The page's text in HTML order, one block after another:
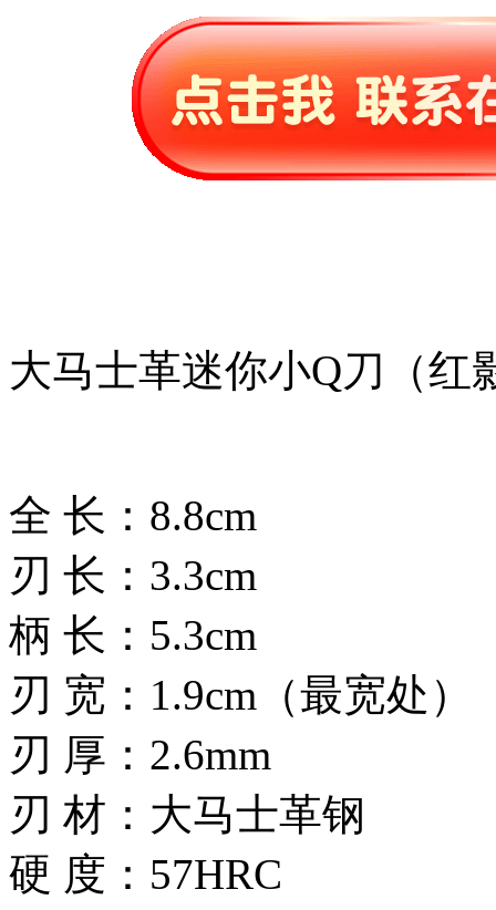
大马士革迷你小Q刀（红
全 长：8.8cm
刃 长：3.3cm
柄 长：5.3cm
刃 宽：1.9cm（最宽处）
刃 厚：2.6mm
刃 材：大马士革钢
硬 度：57HRC